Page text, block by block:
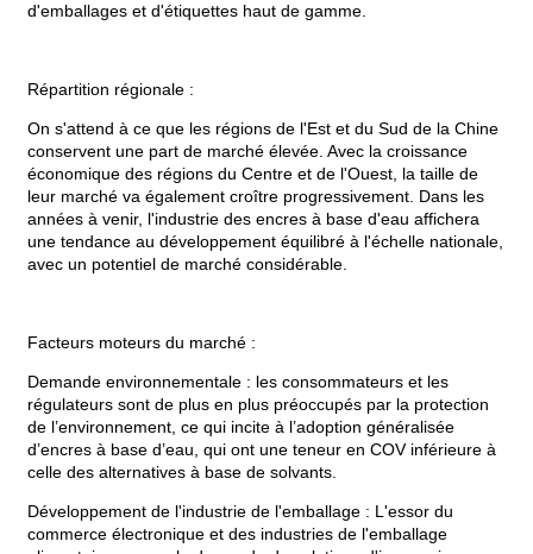
d'emballages et d'étiquettes haut de gamme.
Répartition régionale :
On s'attend à ce que les régions de l'Est et du Sud de la Chine
conservent une part de marché élevée. Avec la croissance
économique des régions du Centre et de l'Ouest, la taille de
leur marché va également croître progressivement. Dans les
années à venir, l'industrie des encres à base d'eau affichera
une tendance au développement équilibré à l'échelle nationale,
avec un potentiel de marché considérable.
Facteurs moteurs du marché :
Demande environnementale : les consommateurs et les
régulateurs sont de plus en plus préoccupés par la protection
de l’environnement, ce qui incite à l’adoption généralisée
d’encres à base d’eau, qui ont une teneur en COV inférieure à
celle des alternatives à base de solvants.
Développement de l'industrie de l'emballage : L'essor du
commerce électronique et des industries de l'emballage